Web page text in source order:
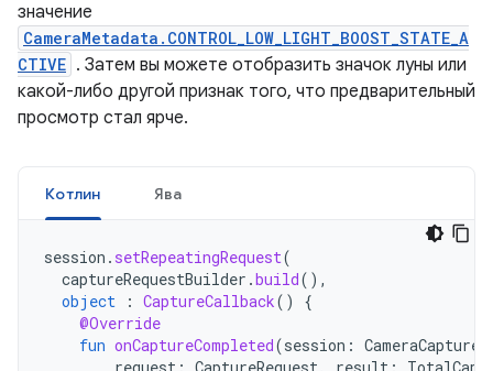
значение
CameraMetadata.CONTROL_LOW_LIGHT_BOOST_STATE_A
CTIVE . Затем вы можете отобразить значок луны или
какой-либо другой признак того, что предварительный
просмотр стал ярче.
Котлин Ява
session . setRepeatingRequest(
captureRequestBuilder .build(),
object
: CaptureCallback()
{
@Override
fun onCaptureCompleted(session :